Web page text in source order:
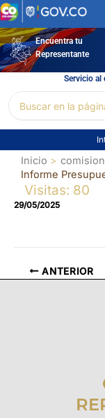
Ir
al
contenidoEncuentra tu
Representante
Servicio al
por:
Inicio
Informe
Visitas: 80
29/05/2025
ANTERIOR